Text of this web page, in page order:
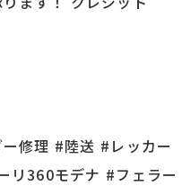
修理 #陸送 #レッカー
リ360モデナ #フェラー